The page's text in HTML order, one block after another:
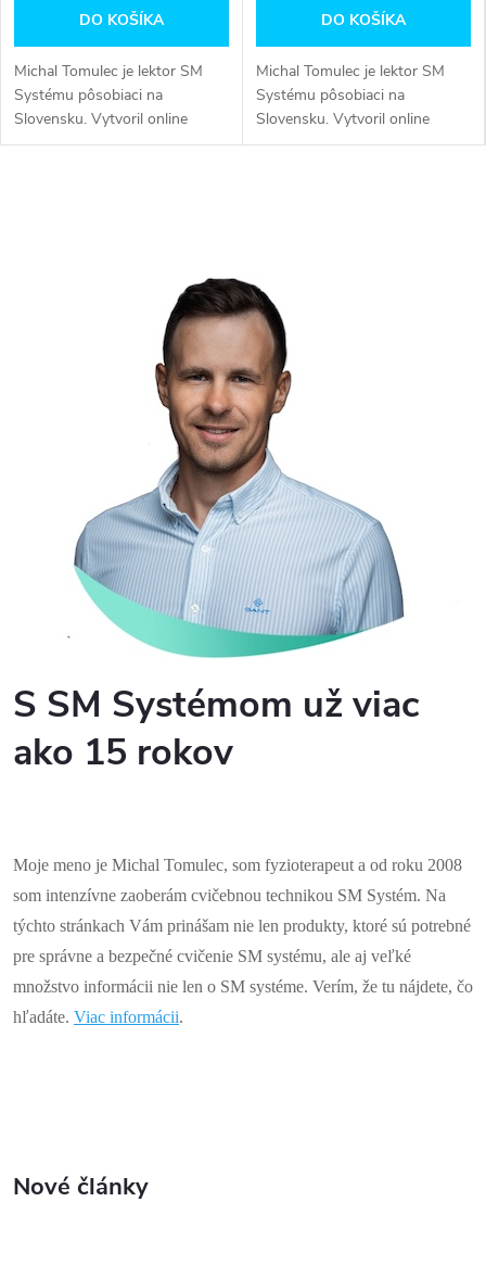
DO KOŠÍKA
Michal Tomulec je lektor SM
Systému pôsobiaci na
Slovensku. Vytvoril online
inštruktážne videá 11
DO KOŠÍKA
Michal Tomulec je lektor SM
Systému pôsobiaci na
Slovensku. Vytvoril online
inštruktážne videá 11
S SM Systémom už viac
ako 15 rokov
Moje meno je Michal Tomulec, som fyzioterapeut a od roku 2008
som intenzívne zaoberám cvičebnou technikou SM Systém. Na
týchto stránkach Vám prinášam nie len produkty, ktoré sú potrebné
pre správne a bezpečné cvičenie SM systému, ale aj veľké
množstvo informácii nie len o SM systéme. Verím, že tu nájdete, čo
hľadáte. Viac informácii.
Nové články